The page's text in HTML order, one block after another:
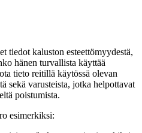
tiedot kaluston esteettömyydestä,
hänen turvallista käyttää
tieto reitillä käytössä olevan
sekä varusteista, jotka helpottavat
poistumista.
esimerkiksi: